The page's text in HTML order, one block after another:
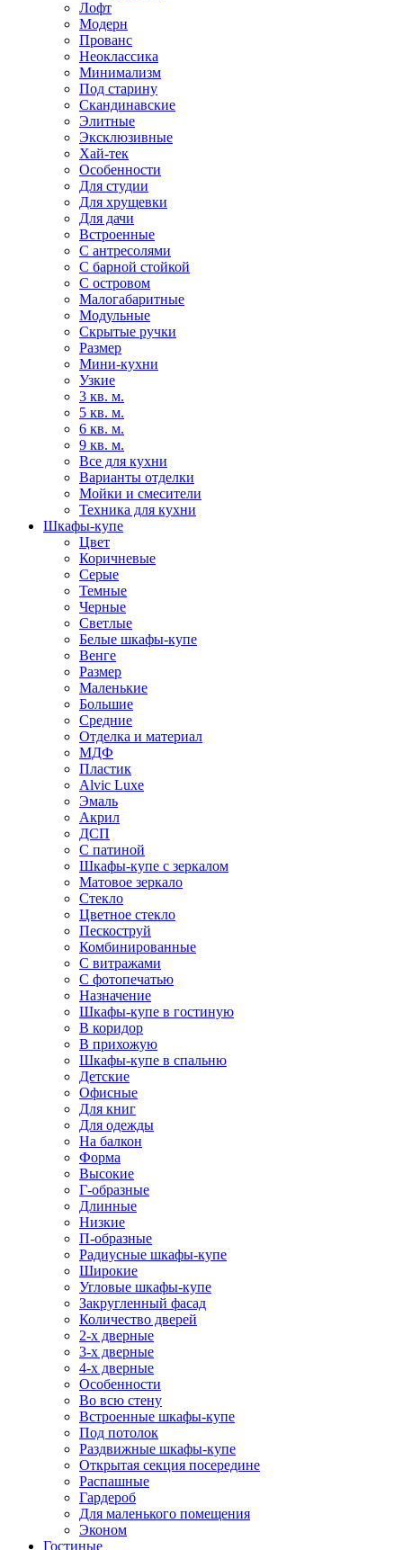
Лофт
Модерн
Прованс
Неоклассика
Минимализм
Под старину
Скандинавские
Элитные
Эксклюзивные
Хай-тек
Особенности
Для студии
Для хрущевки
Для дачи
Встроенные
С антресолями
С барной стойкой
С островом
Малогабаритные
Модульные
Скрытые ручки
Размер
Мини-кухни
Узкие
3 кв. м.
5 кв. м.
6 кв. м.
9 кв. м.
Все для кухни
Варианты отделки
Мойки и смесители
Техника для кухни
Шкафы-купе
Цвет
Коричневые
Серые
Темные
Черные
Светлые
Белые шкафы-купе
Венге
Размер
Маленькие
Большие
Средние
Отделка и материал
МДФ
Пластик
Alvic Luxe
Эмаль
Акрил
ДСП
С патиной
Шкафы-купе с зеркалом
Матовое зеркало
Стекло
Цветное стекло
Пескоструй
Комбинированные
С витражами
С фотопечатью
Назначение
Шкафы-купе в гостиную
В коридор
В прихожую
Шкафы-купе в спальню
Детские
Офисные
Для книг
Для одежды
На балкон
Форма
Высокие
Г-образные
Длинные
Низкие
П-образные
Радиусные шкафы-купе
Широкие
Угловые шкафы-купе
Закругленный фасад
Количество дверей
2-х дверные
3-х дверные
4-х дверные
Особенности
Во всю стену
Встроенные шкафы-купе
Под потолок
Раздвижные шкафы-купе
Открытая секция посередине
Распашные
Гардероб
Для маленького помещения
Эконом
Гостиные